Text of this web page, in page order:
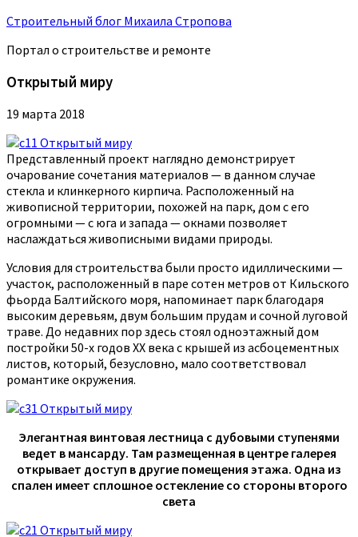
Строительный блог Михаила Стропова
Портал о строительстве и ремонте
Открытый миру
19 марта 2018
Представленный проект наглядно демонстрирует
очарование сочетания материалов — в данном случае
стекла и клинкерного кирпича. Расположенный на
живописной территории, похожей на парк, дом с его
огромными — с юга и запада — окнами позволяет
наслаждаться живописными видами природы.
Условия для строительства были просто идиллическими —
участок, расположенный в паре сотен метров от Кильского
фьорда Балтийского моря, напоминает парк благодаря
высоким деревьям, двум большим прудам и сочной луговой
траве. До недавних пор здесь стоял одноэтажный дом
постройки 50-х годов XX века с крышей из асбоцементных
листов, который, безусловно, мало соответствовал
романтике окружения.
Элегантная винтовая лестница с дубовыми ступенями
ведет в мансарду. Там размещенная в центре галерея
открывает доступ в другие помещения этажа. Одна из
спален имеет сплошное остекление со стороны второго
света